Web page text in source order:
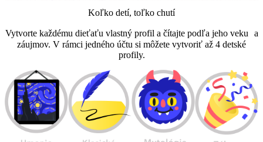
Koľko detí, toľko chutí
Vytvorte každému dieťaťu vlastný profil a čítajte podľa jeho veku a
záujmov. V rámci jedného účtu si môžete vytvoriť až 4 detské
profily.